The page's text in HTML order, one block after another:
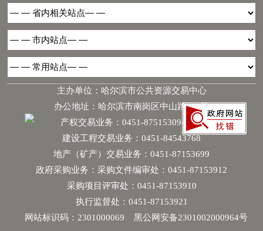
主办单位：哈尔滨市公共资源交易中心
办公地址：哈尔滨市南岗区中山路181号
产权交易业务：0451-87515309-6068
建设工程交易业务：0451-84543768
地产（矿产）交易业务：0451-87153699
政府采购业务：采购文件编审处：0451-87153912
采购项目评审处：0451-87153910
执行监督处：0451-87153921
网站标识码：2301000069
黑公网安备2301002000964号